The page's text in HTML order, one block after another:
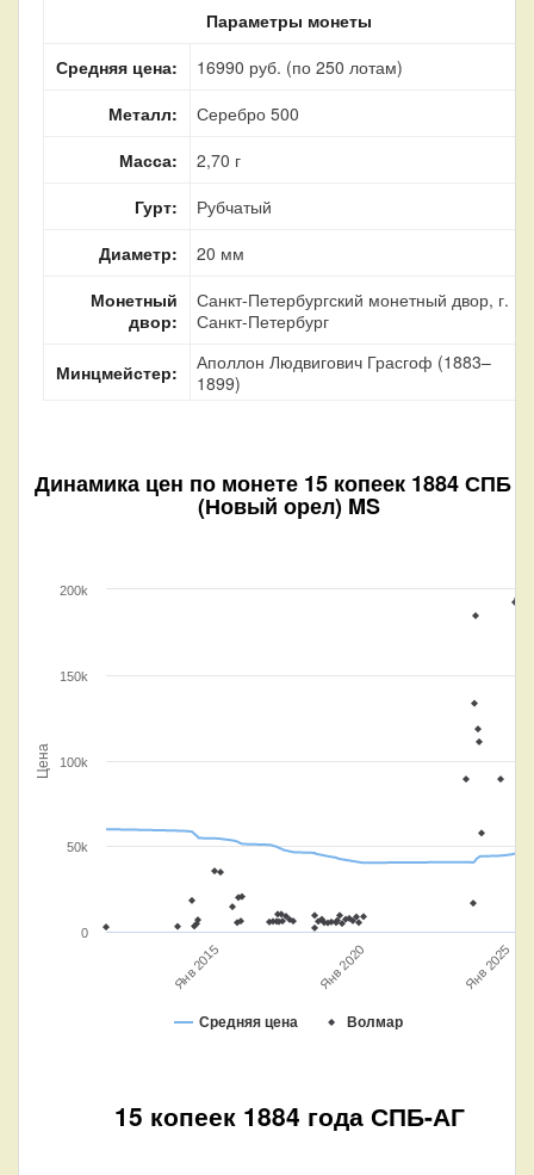
Параметры монеты
Средняя цена:
16990 руб. (по 250 лотам)
Металл:
Серебро 500
Масса:
2,70 г
Гурт:
Рубчатый
Диаметр:
20 мм
Монетный
двор:
Санкт-Петербургский монетный двор, г.
Санкт-Петербург
Минцмейстер:
Аполлон Людвигович Грасгоф (1883–
1899)
Динамика цен по монете 15 копеек 1884 СПБ
(Новый орел) MS
Цена
Средняя цена Волмар
Янв 2015 Янв 2020 Янв 2025
0
50k
100k
150k
200k
15 копеек 1884 года СПБ-АГ